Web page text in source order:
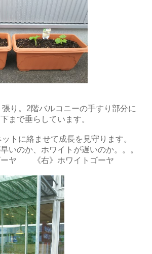
り。2階バルコニーの手すり部分に
まで垂らしています。
トに絡ませて成長を見守ります。
いのか、ホワイトが遅いのか。。。
ーヤ 《右》ホワイトゴーヤ